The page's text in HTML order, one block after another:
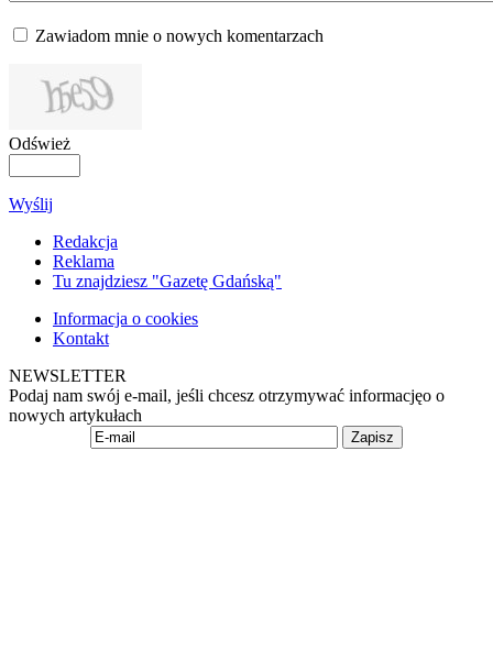
Zawiadom mnie o nowych komentarzach
Odśwież
Wyślij
Redakcja
Reklama
Tu znajdziesz "Gazetę Gdańską"
Informacja o cookies
Kontakt
NEWSLETTER
Podaj nam swój e-mail, jeśli chcesz otrzymywać informacjęo o
nowych artykułach
Zapisz